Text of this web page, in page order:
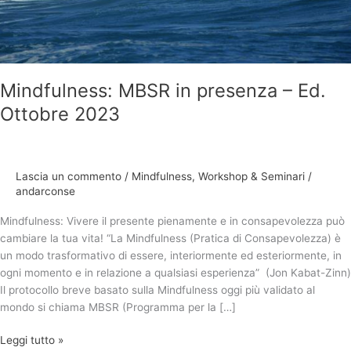
Mindfulness: MBSR in presenza – Ed.
Ottobre 2023
Lascia un commento / Mindfulness, Workshop & Seminari /
andarconse
Mindfulness: Vivere il presente pienamente e in consapevolezza può
cambiare la tua vita! “La Mindfulness (Pratica di Consapevolezza) è
un modo trasformativo di essere, interiormente ed esteriormente, in
ogni momento e in relazione a qualsiasi esperienza” (Jon Kabat-Zinn)
Il protocollo breve basato sulla Mindfulness oggi più validato al
mondo si chiama MBSR (Programma per la […]
Leggi tutto »